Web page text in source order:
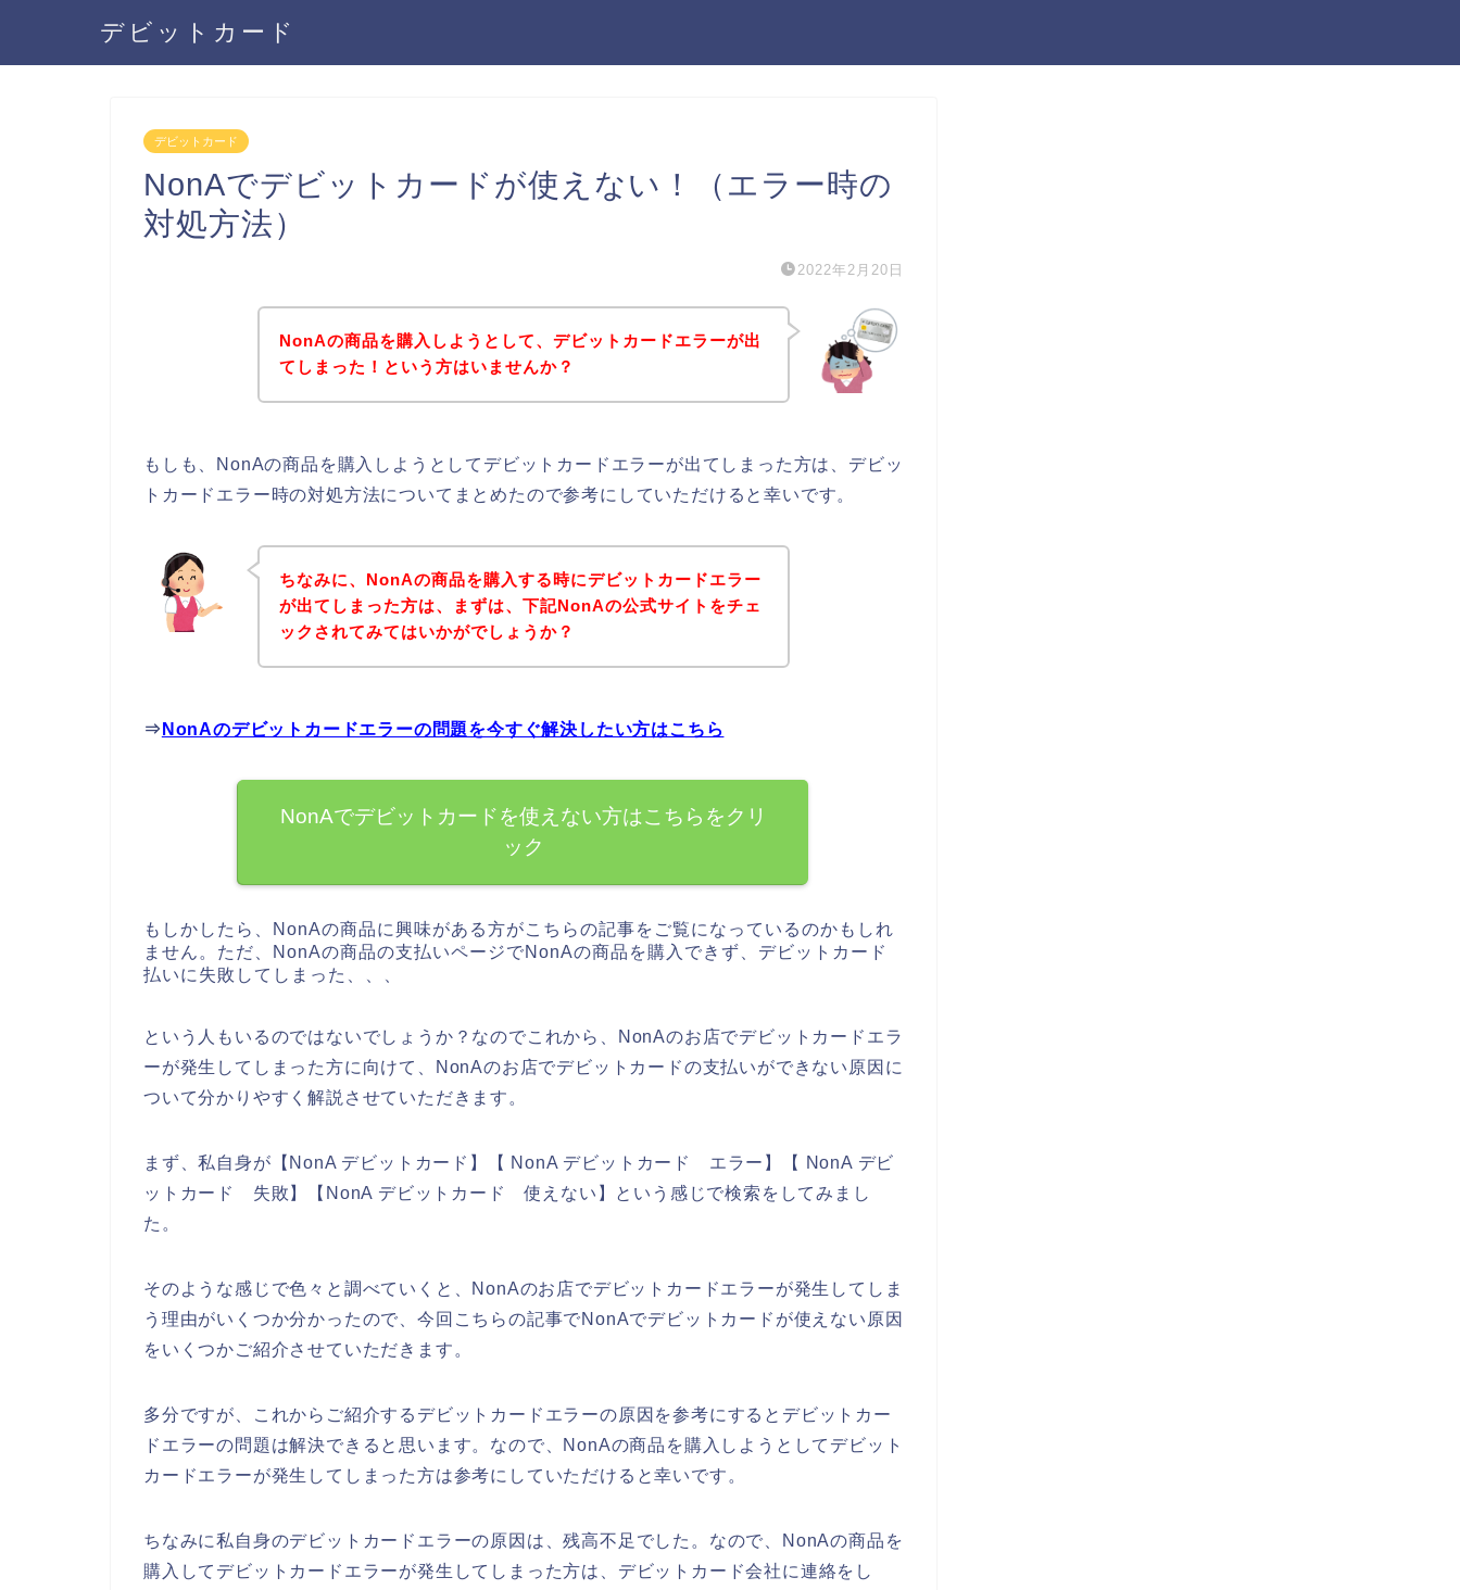
デビットカード
デビットカード
NonAでデビットカードが使えない！（エラー時の
対処方法）
2022年2月20日
NonAの商品を購入しようとして、デビットカードエラーが出
てしまった！という方はいませんか？
もしも、NonAの商品を購入しようとしてデビットカードエラーが出てしまった方は、デビッ
トカードエラー時の対処方法についてまとめたので参考にしていただけると幸いです。
ちなみに、NonAの商品を購入する時にデビットカードエラー
が出てしまった方は、まずは、下記NonAの公式サイトをチェ
ックされてみてはいかがでしょうか？
⇒ NonAのデビットカードエラーの問題を今すぐ解決したい方はこちら
NonAでデビットカードを使えない方はこちらをクリ
ック
もしかしたら、NonAの商品に興味がある方がこちらの記事をご覧になっているのかもしれ
ません。ただ、NonAの商品の支払いページでNonAの商品を購入できず、デビットカード
払いに失敗してしまった、、、
という人もいるのではないでしょうか？なのでこれから、NonAのお店でデビットカードエラ
ーが発生してしまった方に向けて、NonAのお店でデビットカードの支払いができない原因に
ついて分かりやすく解説させていただきます。
まず、私自身が【NonA デビットカード】【 NonA デビットカード エラー】【 NonA デビ
ットカード 失敗】【NonA デビットカード 使えない】という感じで検索をしてみまし
た。
そのような感じで色々と調べていくと、NonAのお店でデビットカードエラーが発生してしま
う理由がいくつか分かったので、今回こちらの記事でNonAでデビットカードが使えない原因
をいくつかご紹介させていただきます。
多分ですが、これからご紹介するデビットカードエラーの原因を参考にするとデビットカー
ドエラーの問題は解決できると思います。なので、NonAの商品を購入しようとしてデビット
カードエラーが発生してしまった方は参考にしていただけると幸いです。
ちなみに私自身のデビットカードエラーの原因は、残高不足でした。なので、NonAの商品を
購入してデビットカードエラーが発生してしまった方は、デビットカード会社に連絡をし